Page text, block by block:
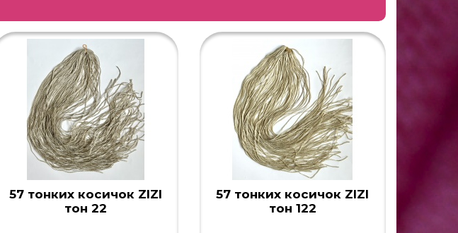
57 тонких косичок ZIZI
тон 22
57 тонких косичок ZIZI
тон 122